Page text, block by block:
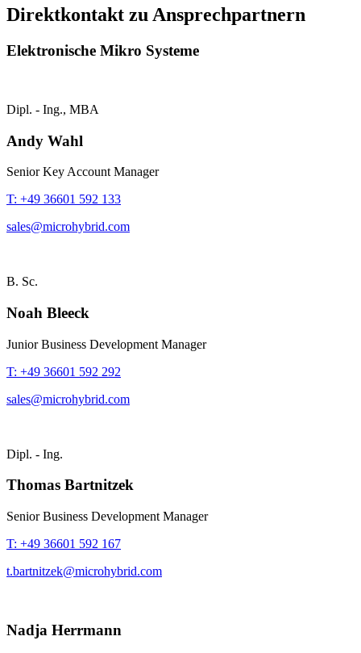
Direktkontakt zu Ansprechpartnern
Elektronische Mikro Systeme
Dipl. - Ing., MBA
Andy Wahl
Senior Key Account Manager
T: +49 36601 592 133
sales@microhybrid.com
B. Sc.
Noah Bleeck
Junior Business Development Manager
T: +49 36601 592 292
sales@microhybrid.com
Dipl. - Ing.
Thomas Bartnitzek
Senior Business Development Manager
T: +49 36601 592 167
t.bartnitzek@microhybrid.com
Nadja Herrmann